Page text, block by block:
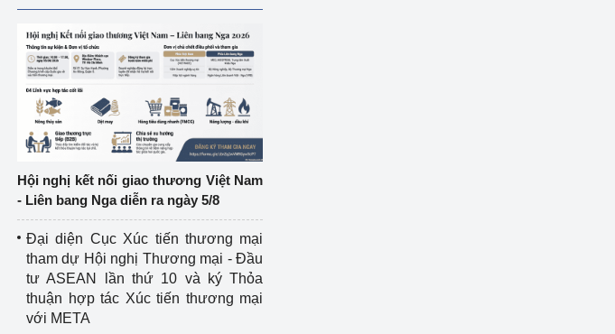
Hội nghị kết nối giao thương Việt Nam
- Liên bang Nga diễn ra ngày 5/8
Đại diện Cục Xúc tiến thương mại
tham dự Hội nghị Thương mại - Đầu
tư ASEAN lần thứ 10 và ký Thỏa
thuận hợp tác Xúc tiến thương mại
với META